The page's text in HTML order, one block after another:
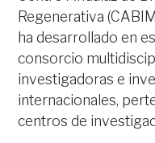
Regenerativa
ha desarrollado en
consorcio
investigadoras e
internacionales,
centros de